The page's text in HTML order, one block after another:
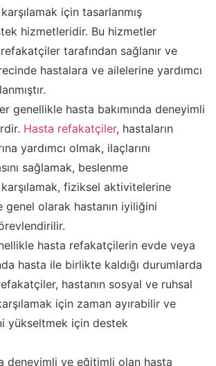
için tasarlanmış
hizmetleridir. Bu hizmetler
tarafından sağlanır ve
hastalara ve ailelerine yardımcı
genellikle hasta bakımında deneyimli
Hasta refakatçiler, hastaların
yardımcı olmak, ilaçlarını
sağlamak, beslenme
fiziksel aktivitelerine
olarak hastanın iyiliğini
hasta refakatçilerin evde veya
hasta ile birlikte kaldığı durumlarda
hastanın sosyal ve ruhsal
için zaman ayırabilir ve
yükseltmek için destek
deneyimli ve eğitimli olan hasta